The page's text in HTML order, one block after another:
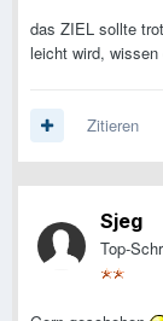
das ZIEL sollte
leicht wird, wissen
Zitieren
Sjeg
Top-